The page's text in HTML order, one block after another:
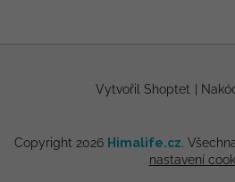
Vytvořil Shoptet
Copyright 2026 Himalife.cz.
nastavení